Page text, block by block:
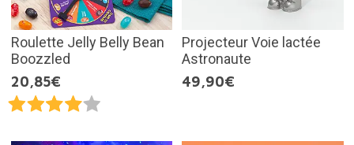
Roulette Jelly Belly Bean
Boozzled
20,85€
Projecteur Voie lactée
Astronaute
49,90€